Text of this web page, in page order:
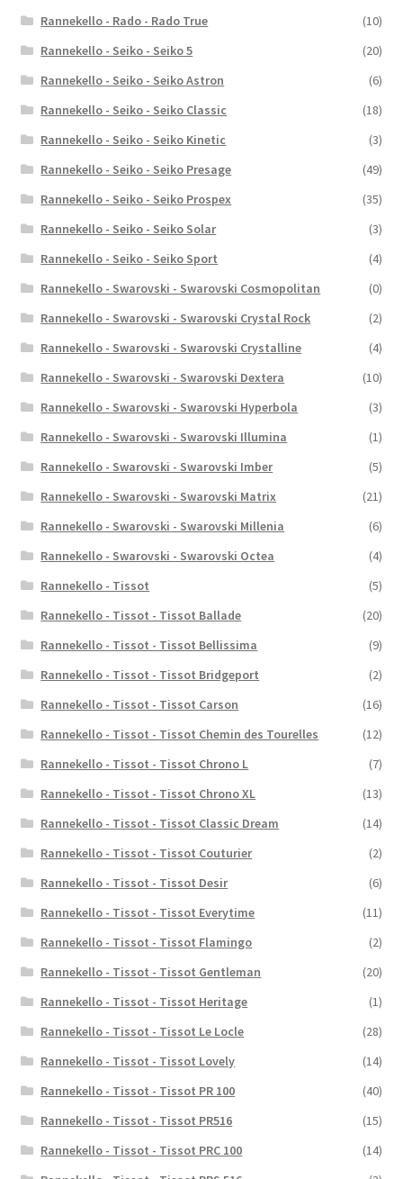
Rannekello - Rado - Rado True
(10)
Rannekello - Seiko - Seiko 5
(20)
Rannekello - Seiko - Seiko Astron
(6)
Rannekello - Seiko - Seiko Classic
(18)
Rannekello - Seiko - Seiko Kinetic
(3)
Rannekello - Seiko - Seiko Presage
(49)
Rannekello - Seiko - Seiko Prospex
(35)
Rannekello - Seiko - Seiko Solar
(3)
Rannekello - Seiko - Seiko Sport
(4)
Rannekello - Swarovski - Swarovski Cosmopolitan
(0)
Rannekello - Swarovski - Swarovski Crystal Rock
(2)
Rannekello - Swarovski - Swarovski Crystalline
(4)
Rannekello - Swarovski - Swarovski Dextera
(10)
Rannekello - Swarovski - Swarovski Hyperbola
(3)
Rannekello - Swarovski - Swarovski Illumina
(1)
Rannekello - Swarovski - Swarovski Imber
(5)
Rannekello - Swarovski - Swarovski Matrix
(21)
Rannekello - Swarovski - Swarovski Millenia
(6)
Rannekello - Swarovski - Swarovski Octea
(4)
Rannekello - Tissot
(5)
Rannekello - Tissot - Tissot Ballade
(20)
Rannekello - Tissot - Tissot Bellissima
(9)
Rannekello - Tissot - Tissot Bridgeport
(2)
Rannekello - Tissot - Tissot Carson
(16)
Rannekello - Tissot - Tissot Chemin des Tourelles
(12)
Rannekello - Tissot - Tissot Chrono L
(7)
Rannekello - Tissot - Tissot Chrono XL
(13)
Rannekello - Tissot - Tissot Classic Dream
(14)
Rannekello - Tissot - Tissot Couturier
(2)
Rannekello - Tissot - Tissot Desir
(6)
Rannekello - Tissot - Tissot Everytime
(11)
Rannekello - Tissot - Tissot Flamingo
(2)
Rannekello - Tissot - Tissot Gentleman
(20)
Rannekello - Tissot - Tissot Heritage
(1)
Rannekello - Tissot - Tissot Le Locle
(28)
Rannekello - Tissot - Tissot Lovely
(14)
Rannekello - Tissot - Tissot PR 100
(40)
Rannekello - Tissot - Tissot PR516
(15)
Rannekello - Tissot - Tissot PRC 100
(14)